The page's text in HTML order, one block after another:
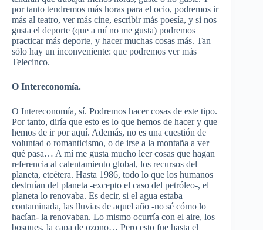
por tanto tendremos más horas para el ocio, podremos ir
más al teatro, ver más cine, escribir más poesía, y si nos
gusta el deporte (que a mí no me gusta) podremos
practicar más deporte, y hacer muchas cosas más. Tan
sólo hay un inconveniente: que podremos ver más
Telecinco.
O Intereconomía.
O Intereconomía, sí. Podremos hacer cosas de este tipo.
Por tanto, diría que esto es lo que hemos de hacer y que
hemos de ir por aquí. Además, no es una cuestión de
voluntad o romanticismo, o de irse a la montaña a ver
qué pasa… A mí me gusta mucho leer cosas que hagan
referencia al calentamiento global, los recursos del
planeta, etcétera. Hasta 1986, todo lo que los humanos
destruían del planeta -excepto el caso del petróleo-, el
planeta lo renovaba. Es decir, si el agua estaba
contaminada, las lluvias de aquel año -no sé cómo lo
hacían- la renovaban. Lo mismo ocurría con el aire, los
bosques, la capa de ozono… Pero esto fue hasta el